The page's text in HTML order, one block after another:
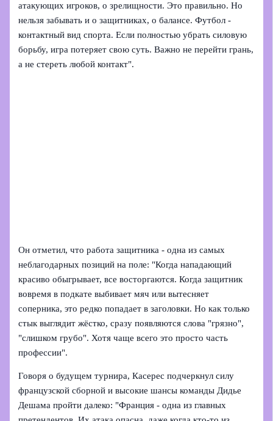
атакующих игроков, о зрелищности. Это правильно. Но
нельзя забывать и о защитниках, о балансе. Футбол -
контактный вид спорта. Если полностью убрать силовую
борьбу, игра потеряет свою суть. Важно не перейти грань,
а не стереть любой контакт".
Он отметил, что работа защитника - одна из самых
неблагодарных позиций на поле: "Когда нападающий
красиво обыгрывает, все восторгаются. Когда защитник
вовремя в подкате выбивает мяч или вытесняет
соперника, это редко попадает в заголовки. Но как только
стык выглядит жёстко, сразу появляются слова "грязно",
"слишком грубо". Хотя чаще всего это просто часть
профессии".
Говоря о будущем турнира, Касерес подчеркнул силу
французской сборной и высокие шансы команды Дидье
Дешама пройти далеко: "Франция - одна из главных